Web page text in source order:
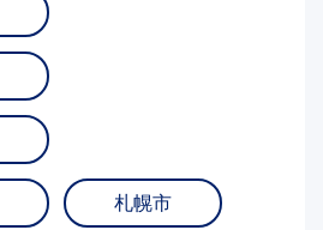
札幌市